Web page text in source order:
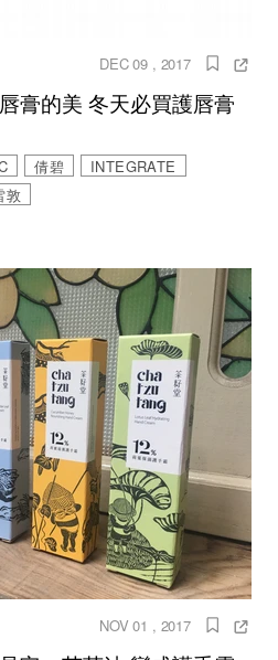
DEC 09 , 2017
膏的美 冬天必買護唇膏
倩碧
INTEGRATE
敦
NOV 01 , 2017